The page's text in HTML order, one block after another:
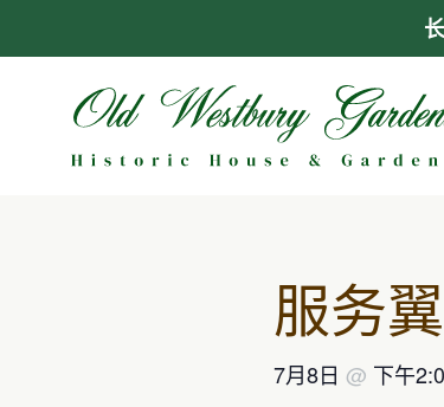
服务
7月8日 @ 下午